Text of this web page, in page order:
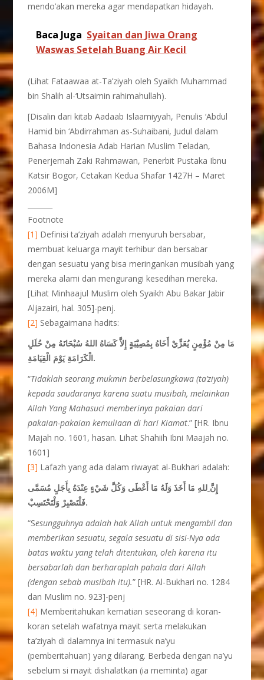
mendo’akan mereka agar mendapatkan hidayah.
Baca Juga Syaitan dan Jiwa Orang
Waswas Setelah Buang Air Kecil
(Lihat Fataawaa at-Ta’ziyah oleh Syaikh Muhammad
bin Shalih al-‘Utsaimin rahimahullah).
[Disalin dari kitab Aadaab Islaamiyyah, Penulis ‘Abdul
Hamid bin ‘Abdirrahman as-Suhaibani, Judul dalam
Bahasa Indonesia Adab Harian Muslim Teladan,
Penerjemah Zaki Rahmawan, Penerbit Pustaka Ibnu
Katsir Bogor, Cetakan Kedua Shafar 1427H – Maret
2006M]
Footnote
[1] Definisi ta’ziyah adalah menyuruh bersabar,
membuat keluarga mayit terhibur dan bersabar
dengan sesuatu yang bisa meringankan musibah yang
mereka alami dan mengurangi kesedihan mereka.
[Lihat Minhaajul Muslim oleh Syaikh Abu Bakar Jabir
Aljazairi, hal. 305]-penj.
[2] Sebagaimana hadits:
مَا مِنْ مُؤْمِنٍ يُعَزِّيْ أَخَاهُ بِمُصِيْبَةٍ إِلاَّ كَسَاهُ اللهُ سُبْحَانَهُ مِنْ حُلَلِ
الْكَرَامَةِ يَوْمَ الْقِيَامَةِ.
“Tidaklah seorang mukmin berbelasungkawa (ta’ziyah)
kepada saudaranya karena suatu musibah, melainkan
Allah Yang Mahasuci memberinya pakaian dari
pakaian-pakaian kemuliaan di hari Kiamat.” [HR. Ibnu
Majah no. 1601, hasan. Lihat Shahiih Ibni Maajah no.
1601]
[3] Lafazh yang ada dalam riwayat al-Bukhari adalah:
إِنَّ ِللهِ مَا أَخَذَ وَلَهُ مَا أَعْطَى وَكُلَّ شَيْءٍ عِنْدَهُ بِأَجَلٍ مُسَمَّى
فَلْتَصْبِرْ وَلْتَحْتَسِبْ.
“Sesungguhnya adalah hak Allah untuk mengambil dan
memberikan sesuatu, segala sesuatu di sisi-Nya ada
batas waktu yang telah ditentukan, oleh karena itu
bersabarlah dan berharaplah pahala dari Allah
(dengan sebab musibah itu).” [HR. Al-Bukhari no. 1284
dan Muslim no. 923]-penj
[4] Memberitahukan kematian seseorang di koran-
koran setelah wafatnya mayit serta melakukan
ta’ziyah di dalamnya ini termasuk na’yu
(pemberitahuan) yang dilarang. Berbeda dengan na’yu
sebelum si mayit dishalatkan (ia meminta) agar